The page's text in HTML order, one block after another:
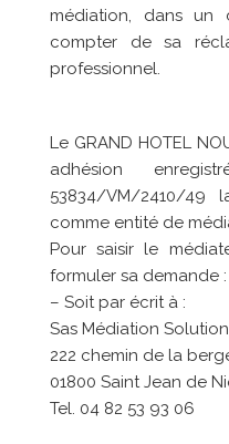
médiation, dans
compter de sa
professionnel.
Le GRAND HOTEL
adhésion
53834/VM/2410/49
comme entité de
Pour saisir le
formuler sa demande :
– Soit par écrit à :
Sas Médiation Solution
222 chemin de la
01800 Saint Jean de
Tel. 04 82 53 93 06